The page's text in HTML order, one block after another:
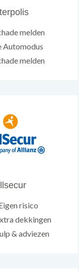
melden
Automodus
melden
risico
dekkingen
& adviezen